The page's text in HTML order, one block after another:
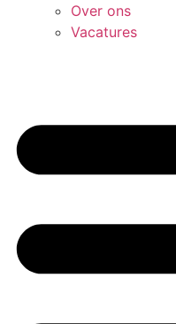
Over ons
Vacatures